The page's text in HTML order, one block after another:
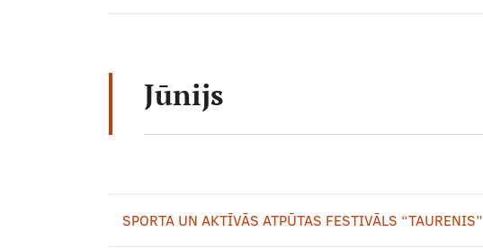
Jūnijs
SPORTA UN AKTĪVĀS ATPŪTAS FESTIVĀLS “TAURENIS”